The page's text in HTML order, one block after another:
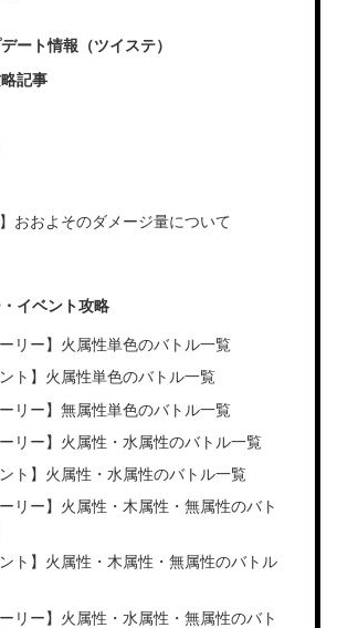
ート情報（ツイステ）
記事
】おおよそのダメージ量について
イベント攻略
ーリー】火属性単色のバトル一覧
ント】火属性単色のバトル一覧
ーリー】無属性単色のバトル一覧
ーリー】火属性・水属性のバトル一覧
ント】火属性・水属性のバトル一覧
ーリー】火属性・木属性・無属性のバト
ント】火属性・木属性・無属性のバトル
ーリー】火属性・水属性・無属性のバト